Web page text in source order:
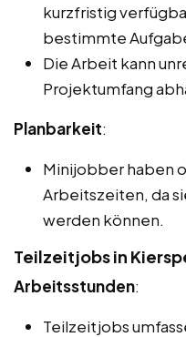
kurzfristig
bestimmte
Die Arbeit kann
Projektumfang
Planbarkeit:
Minijobber haben
Arbeitszeiten, da
werden können.
Teilzeitjobs in
Arbeitsstunden:
Teilzeitjobs